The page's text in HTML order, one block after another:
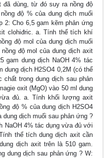
dùng, từ đó suy ra nồng độ
độ % của dung dịch muối
2: Cho 6,5 gam kẽm phản ứng
clohiđric. a. Tính thể tích khí
độ mol của dung dịch muối
độ mol của dung dịch axit
gam dung dịch NaOH 4% tác
dung dịch H2SO4 0,2M (có thể
trong dung dịch sau phản
oxit (MgO) vào 50 ml dung
đủ. a. Tính khối lượng axit
độ % của dung dịch H2SO4
dịch muối sau phản ứng ?
NaOH 4% tác dụng vừa đủ với
thể tích dung dịch axit cần
dịch axit trên là 510 gam.
dung dịch sau phản ứng ? W: